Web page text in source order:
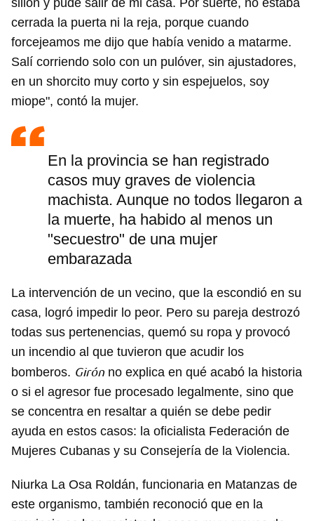
sillón y pude salir de mi casa. Por suerte, no estaba
cerrada la puerta ni la reja, porque cuando
forcejeamos me dijo que había venido a matarme.
Salí corriendo solo con un pulóver, sin ajustadores,
en un shorcito muy corto y sin espejuelos, soy
miope", contó la mujer.
En la provincia se han registrado
casos muy graves de violencia
machista. Aunque no todos llegaron a
la muerte, ha habido al menos un
"secuestro" de una mujer
embarazada
La intervención de un vecino, que la escondió en su
casa, logró impedir lo peor. Pero su pareja destrozó
todas sus pertenencias, quemó su ropa y provocó
un incendio al que tuvieron que acudir los
bomberos. Girón no explica en qué acabó la historia
o si el agresor fue procesado legalmente, sino que
se concentra en resaltar a quién se debe pedir
ayuda en estos casos: la oficialista Federación de
Mujeres Cubanas y su Consejería de la Violencia.
Niurka La Osa Roldán, funcionaria en Matanzas de
este organismo, también reconoció que en la